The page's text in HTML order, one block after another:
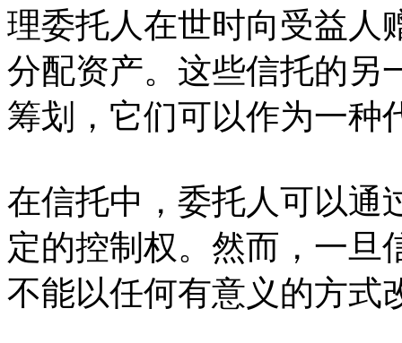
理委托人在世时向受益人
分配资产。这些信托的另
筹划，它们可以作为一种
在信托中，委托人可以通
定的控制权。然而，一旦
不能以任何有意义的方式